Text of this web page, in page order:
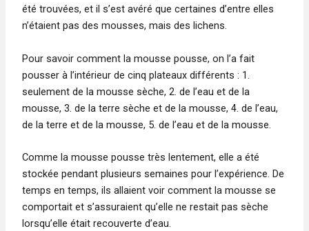
été trouvées, et il s’est avéré que certaines d’entre elles
n’étaient pas des mousses, mais des lichens.
Pour savoir comment la mousse pousse, on l’a fait
pousser à l’intérieur de cinq plateaux différents : 1.
seulement de la mousse sèche, 2. de l’eau et de la
mousse, 3. de la terre sèche et de la mousse, 4. de l’eau,
de la terre et de la mousse, 5. de l’eau et de la mousse.
Comme la mousse pousse très lentement, elle a été
stockée pendant plusieurs semaines pour l’expérience. De
temps en temps, ils allaient voir comment la mousse se
comportait et s’assuraient qu’elle ne restait pas sèche
lorsqu’elle était recouverte d’eau.